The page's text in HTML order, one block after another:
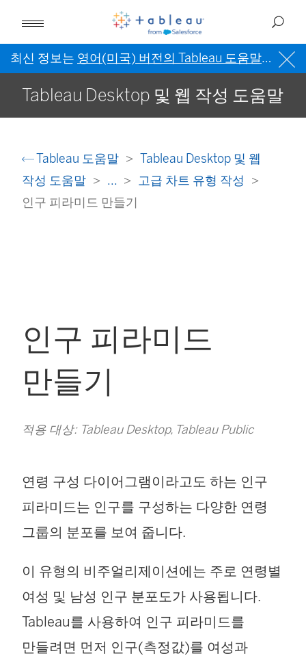
최신 정보는 영어(미국) 버전의 Tableau 도움말을 참조
Tableau Desktop 및 웹 작성 도움말
Tableau 도움말
Tableau Desktop 및 웹
작성 도움말
...
고급 차트 유형 작성
인구 피라미드 만들기
인구 피라미드
만들기
적용 대상: Tableau Desktop, Tableau Public
연령 구성 다이어그램이라고도 하는 인구
피라미드는 인구를 구성하는 다양한 연령
그룹의 분포를 보여 줍니다.
이 유형의 비주얼리제이션에는 주로 연령별
여성 및 남성 인구 분포도가 사용됩니다.
Tableau를 사용하여 인구 피라미드를
만들려면 먼저 인구(측정값)를 여성과